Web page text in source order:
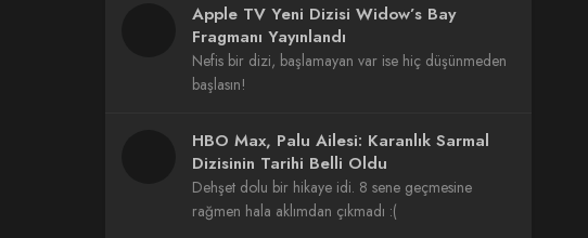
Apple TV Yeni Dizisi Widow’s Bay
Fragmanı Yayınlandı
Nefis bir dizi, başlamayan var ise hiç düşünmeden
başlasın!
HBO Max, Palu Ailesi: Karanlık Sarmal
Dizisinin Tarihi Belli Oldu
Dehşet dolu bir hikaye idi. 8 sene geçmesine
rağmen hala aklımdan çıkmadı :(